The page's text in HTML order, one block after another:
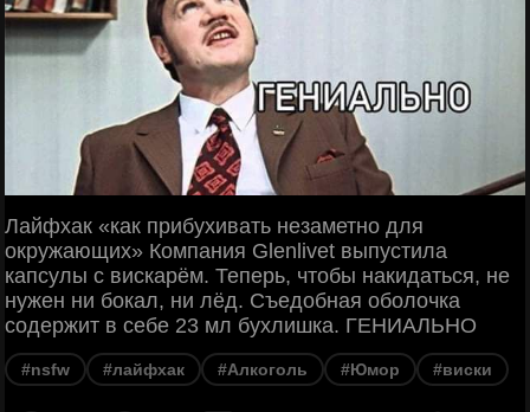
Лайфхак «как прибухивать незаметно для
окружающих» Компания Glenlivet выпустила
капсулы с вискарём. Теперь, чтобы накидаться, не
нужен ни бокал, ни лёд. Съедобная оболочка
содержит в себе 23 мл бухлишка. ГЕНИАЛЬНО
#nsfw #лайфхак #Алкоголь #Юмор #виски